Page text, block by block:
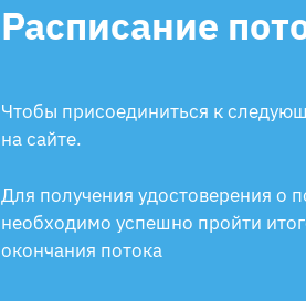
Расписание
Чтобы присоединиться к
на сайте.
Для получения удостоверения о
необходимо успешно пройти
окончания потока